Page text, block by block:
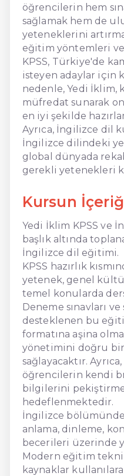
öğrencilerin hem
sağlamak hem de
yeteneklerini
eğitim yöntemleri
KPSS, Türkiye'de
isteyen adaylar için
nedenle, Yedi İklim,
müfredat sunarak
en iyi şekilde
Ayrıca, İngilizce dil
İngilizce dilindeki
global dünyada
gerekli yetenekleri
Kursun
Yedi İklim KPSS ve
başlık altında
İngilizce dil eğitimi.
KPSS hazırlık
yetenek, genel
temel konularda
Deneme sınavları
desteklenen bu
formatına aşina
yönetimini doğru bir
sağlayacaktır.
öğrencilerin kendi
bilgilerini
hedeflenmektedir.
İngilizce
anlama, dinleme,
becerileri üzerinde
Modern eğitim
kaynaklar